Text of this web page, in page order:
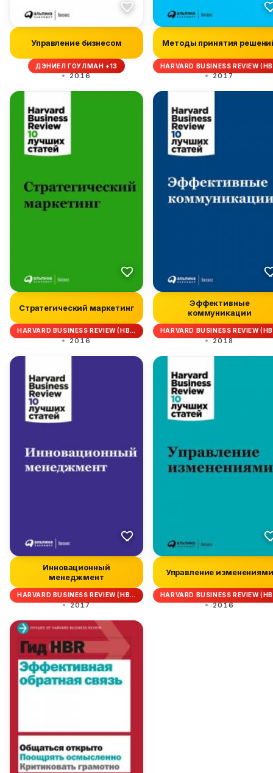
Управление бизнесом
ДЭНИЕЛ ГОУЛМАН +13
2016
Методы принятия
HARVARD BUSINESS REVIEW
2017
Стратегический маркетинг
HARVARD BUSINESS REVIEW (HB…
2016
Эффективные
коммуникации
HARVARD BUSINESS REVIEW
2018
Инновационный
менеджмент
HARVARD BUSINESS REVIEW (HB…
2017
Управление изменениями
HARVARD BUSINESS REVIEW
2016